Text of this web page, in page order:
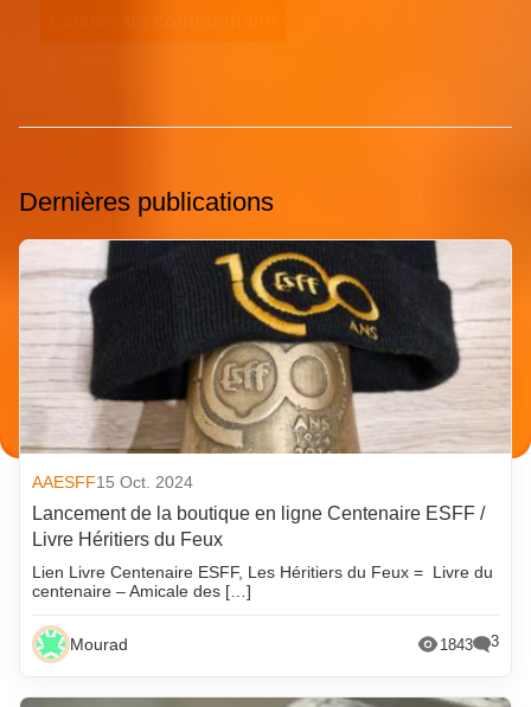
Dernières publications
AAESFF15 Oct. 2024
Lancement de la boutique en ligne Centenaire ESFF /
Livre Héritiers du Feux
Lien Livre Centenaire ESFF, Les Héritiers du Feux = Livre du
centenaire – Amicale des […]
Mourad 1843 3